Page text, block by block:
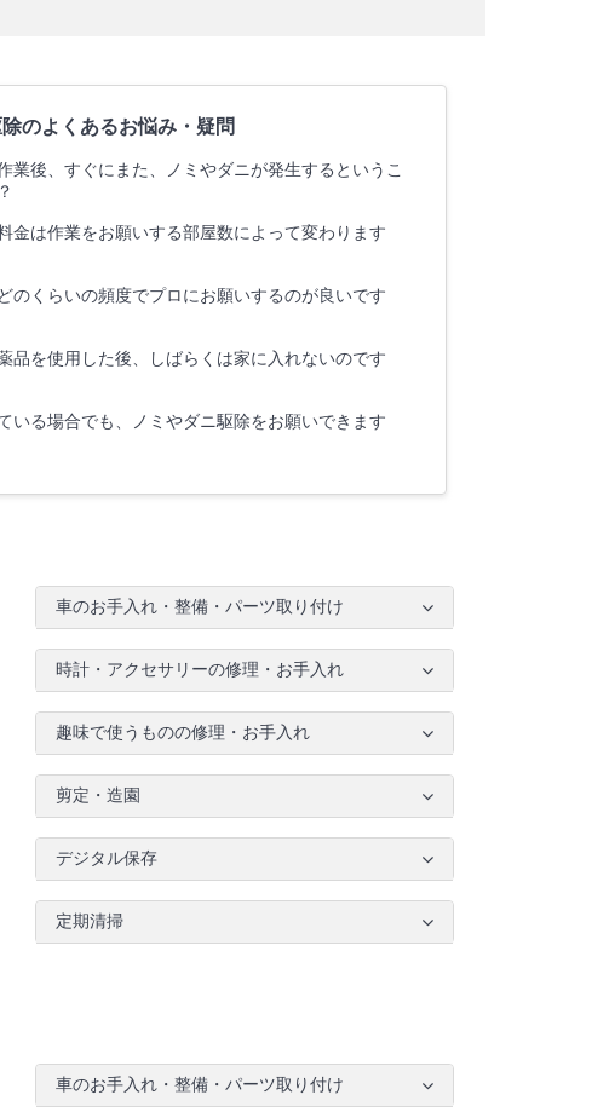
のよくあるお悩み・疑問
業後、すぐにまた、ノミやダニが発生するというこ
金は作業をお願いする部屋数によって変わります
のくらいの頻度でプロにお願いするのが良いです
品を使用した後、しばらくは家に入れないのです
いる場合でも、ノミやダニ駆除をお願いできます
車のお手入れ・整備・パーツ取り付け
時計・アクセサリーの修理・お手入れ
趣味で使うものの修理・お手入れ
剪定・造園
デジタル保存
定期清掃
車のお手入れ・整備・パーツ取り付け